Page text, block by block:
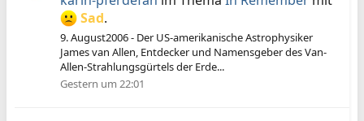
Sad.
9. August2006 - Der US-amerikanische Astrophysiker
James van Allen, Entdecker und Namensgeber des Van-
Allen-Strahlungsgürtels der Erde...
Gestern um 22:01